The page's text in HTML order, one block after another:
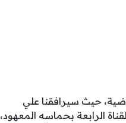
حيث سيرافقنا علي
الرابعة بحماسه المعهود،